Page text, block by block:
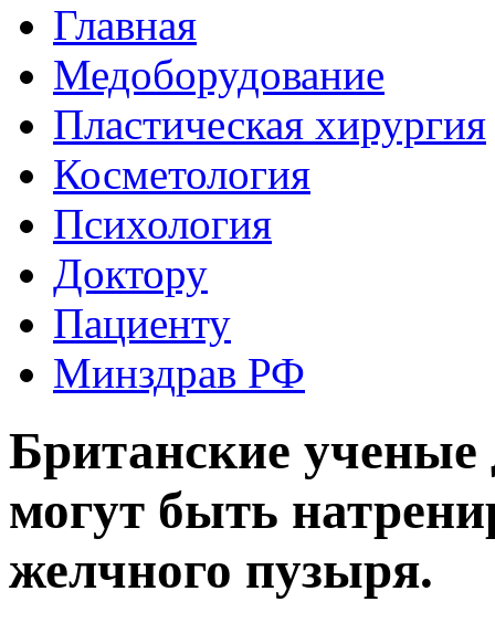
Главная
Медоборудование
Пластическая хирургия
Косметология
Психология
Доктору
Пациенту
Минздрав РФ
Британские ученые
могут быть
желчного пузыря.